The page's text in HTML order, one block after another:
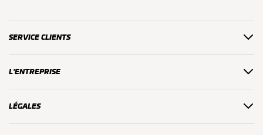
SERVICE CLIENTS
L'ENTREPRISE
LÉGALES